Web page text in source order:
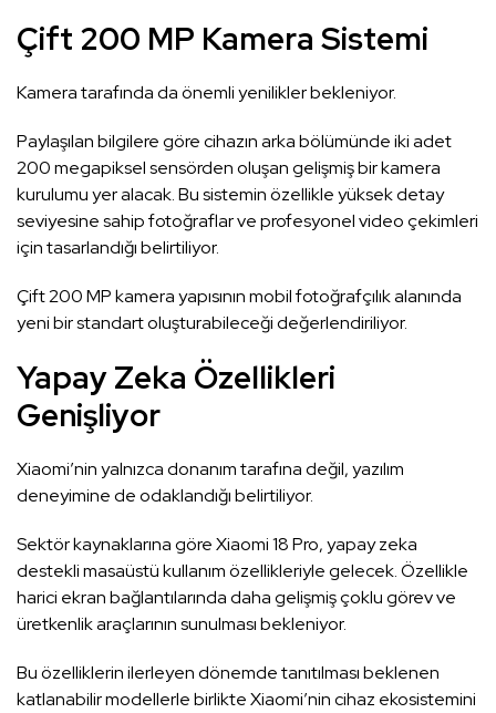
Çift 200 MP Kamera Sistemi
Kamera tarafında da önemli yenilikler bekleniyor.
Paylaşılan bilgilere göre cihazın arka bölümünde iki adet
200 megapiksel sensörden oluşan gelişmiş bir kamera
kurulumu yer alacak. Bu sistemin özellikle yüksek detay
seviyesine sahip fotoğraflar ve profesyonel video çekimleri
için tasarlandığı belirtiliyor.
Çift 200 MP kamera yapısının mobil fotoğrafçılık alanında
yeni bir standart oluşturabileceği değerlendiriliyor.
Yapay Zeka Özellikleri
Genişliyor
Xiaomi’nin yalnızca donanım tarafına değil, yazılım
deneyimine de odaklandığı belirtiliyor.
Sektör kaynaklarına göre Xiaomi 18 Pro, yapay zeka
destekli masaüstü kullanım özellikleriyle gelecek. Özellikle
harici ekran bağlantılarında daha gelişmiş çoklu görev ve
üretkenlik araçlarının sunulması bekleniyor.
Bu özelliklerin ilerleyen dönemde tanıtılması beklenen
katlanabilir modellerle birlikte Xiaomi’nin cihaz ekosistemini